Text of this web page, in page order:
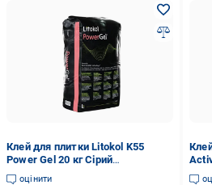
Клей для плитки Litokol K55
Power Gel 20 кг Сірий
(PWRGG0020)
оцінити